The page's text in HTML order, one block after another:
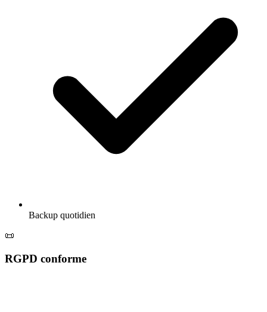
Backup quotidien
📜
RGPD conforme